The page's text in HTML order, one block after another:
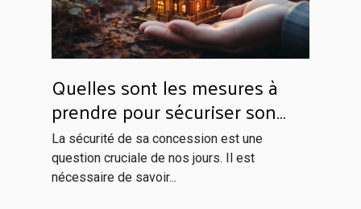
Quelles sont les mesures à
prendre pour sécuriser son
domicile ?
La sécurité de sa concession est une
question cruciale de nos jours. Il est
nécessaire de savoir...